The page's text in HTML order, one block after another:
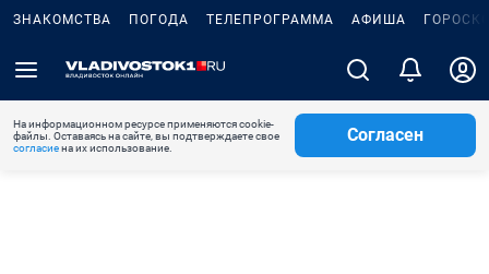
ЗНАКОМСТВА ПОГОДА ТЕЛЕПРОГРАММА АФИША
На информационном ресурсе применяются cookie-
файлы. Оставаясь на сайте, вы подтверждаете свое
согласиена их использование.
Согласен